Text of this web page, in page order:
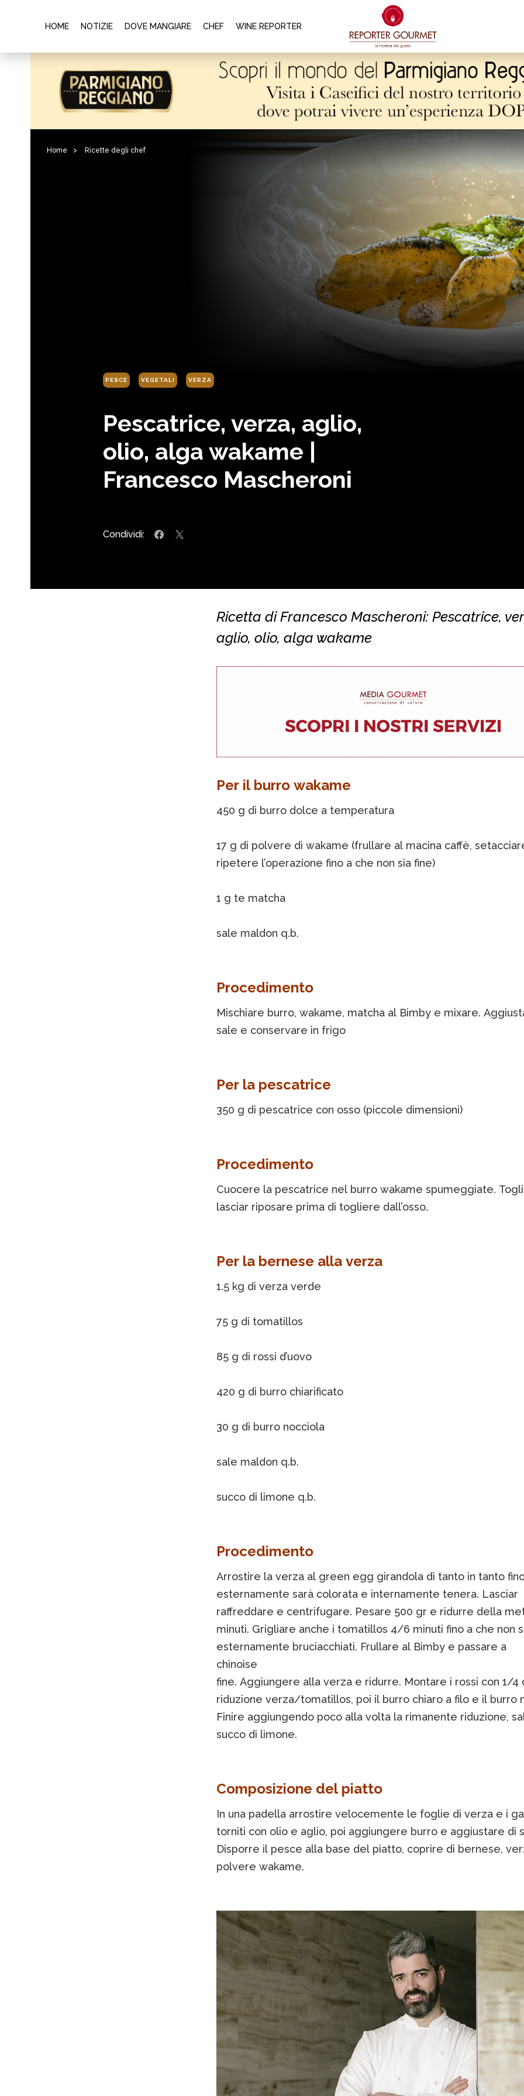
HOME NOTIZIE DOVE MANGIARE CHEF WINE REPORTER
Home > Ricette degli chef
PESCE VEGETALI VERZA
Pescatrice, verza, aglio,
olio, alga wakame |
Francesco Mascheroni
Condividi:
Ricetta di Francesco Mascheroni: Pescatrice,
aglio, olio, alga wakame
Per il burro wakame
450 g di burro dolce a temperatura
17 g di polvere di wakame (frullare al macina caffè,
ripetere l’operazione fino a che non sia fine)
1 g te matcha
sale maldon q.b.
Procedimento
Mischiare burro, wakame, matcha al Bimby e mixare.
sale e conservare in frigo
Per la pescatrice
350 g di pescatrice con osso (piccole dimensioni)
Procedimento
Cuocere la pescatrice nel burro wakame spumeggiate.
lasciar riposare prima di togliere dall’osso.
Per la bernese alla verza
1.5 kg di verza verde
75 g di tomatillos
85 g di rossi d’uovo
420 g di burro chiarificato
30 g di burro nocciola
sale maldon q.b.
succo di limone q.b.
Procedimento
Arrostire la verza al green egg girandola di tanto in tanto
esternamente sarà colorata e internamente tenera. Lasciar
raffreddare e centrifugare. Pesare 500 gr e ridurre della
minuti. Grigliare anche i tomatillos 4/6 minuti fino a che non
esternamente bruciacchiati. Frullare al Bimby e passare a
chinoise
fine. Aggiungere alla verza e ridurre. Montare i rossi con 1/4
riduzione verza/tomatillos, poi il burro chiaro a filo e il burro
Finire aggiungendo poco alla volta la rimanente riduzione,
succo di limone.
Composizione del piatto
In una padella arrostire velocemente le foglie di verza e i
torniti con olio e aglio, poi aggiungere burro e aggiustare di
Disporre il pesce alla base del piatto, coprire di bernese,
polvere wakame.